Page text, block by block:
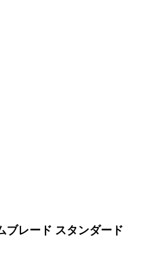
ブレード スタンダード